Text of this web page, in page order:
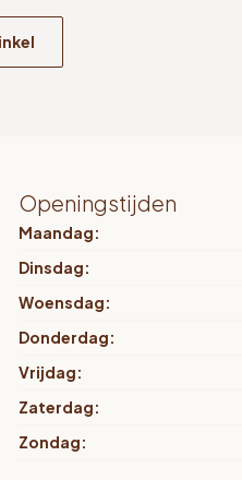
Openingstijden
Maandag:
Dinsdag:
Woensdag:
Donderdag:
Vrijdag:
Zaterdag:
Zondag: